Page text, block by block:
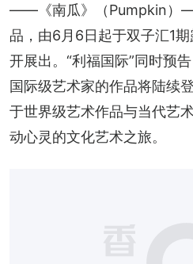
——《南瓜》（Pumpkin）
品，由6月6日起于双子汇1
开展出。“利福国际”同时预
国际级艺术家的作品将陆续
于世界级艺术作品与当代艺
动心灵的文化艺术之旅。